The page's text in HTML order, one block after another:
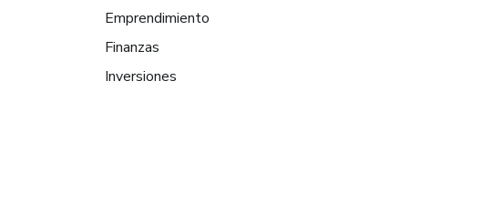
Emprendimiento
Finanzas
Inversiones